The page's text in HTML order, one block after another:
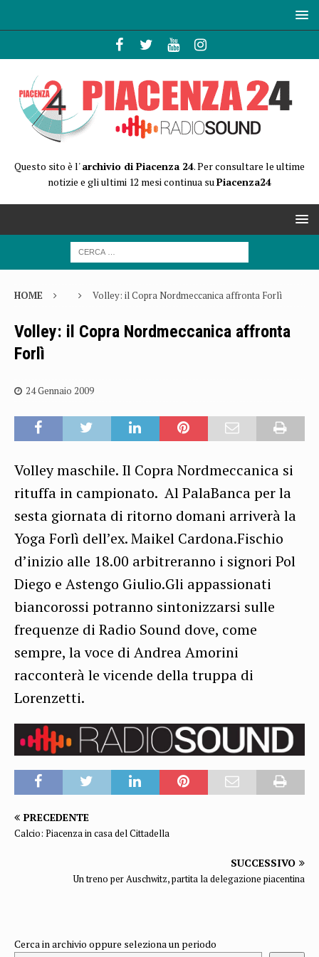
Questo sito è l'archivio di Piacenza 24. Per consultare le ultime
notizie e gli ultimi 12 mesi continua suPiacenza24
HOME Volley: il Copra Nordmeccanica affronta Forlì
Volley: il Copra Nordmeccanica affronta
Forlì
24 Gennaio 2009
Volley maschile. Il Copra Nordmeccanica si
rituffa in campionato. Al PalaBanca per la
sesta giornata di ritorno domani arriverà la
Yoga Forlì dell’ex. Maikel Cardona.Fischio
d’inizio alle 18.00 arbitreranno i signori Pol
Diego e Astengo Giulio.Gli appassionati
biancorossi potranno sintonizzarsi sulle
frequenze di Radio Sound dove, come
sempre, la voce di Andrea Amorini
racconterà le vicende della truppa di
Lorenzetti.
PRECEDENTE
Calcio: Piacenza in casa del Cittadella
SUCCESSIVO
Un treno per Auschwitz, partita la delegazione piacentina
Cerca in archivio oppure seleziona un periodo